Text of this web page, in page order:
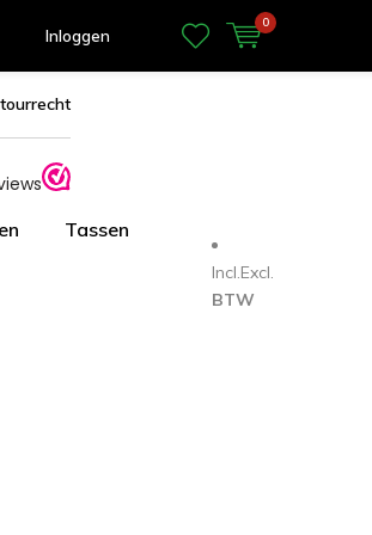
Inloggen
0
Tassen
Incl.Excl.
BTW